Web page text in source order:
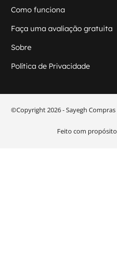
Como funciona
Faça uma avaliação gratuita
Sobre
Política de Privacidade
©Copyright 2026 - Sayegh Compras​
Feito com propósito